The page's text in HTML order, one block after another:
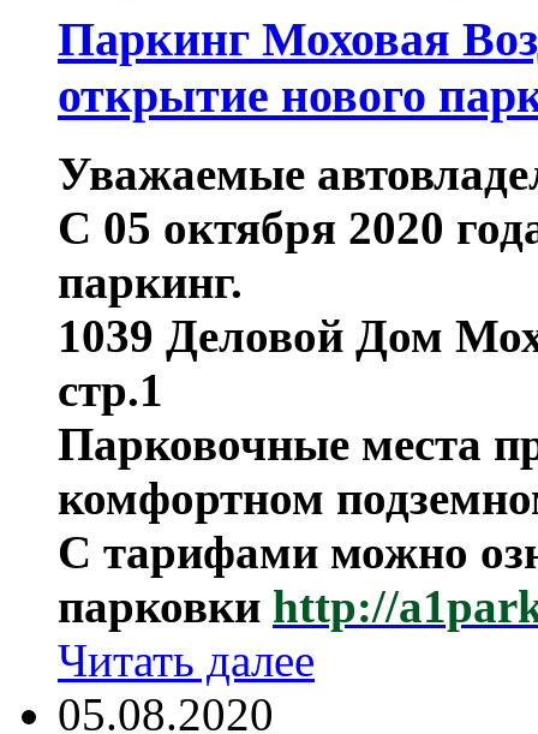
Паркинг Моховая
открытие нового
Уважаемые
С 05 октября 2020
паркинг.
1039 Деловой Дом
стр.1
Парковочные места
комфортном
С тарифами можно
парковки http://
Читать далее
05.08.2020